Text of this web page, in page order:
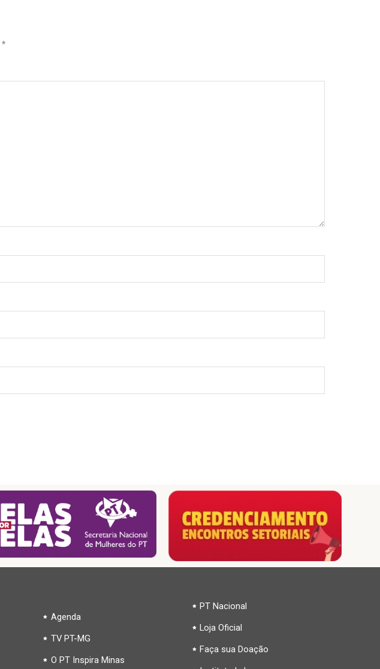
*
Agenda
TV PT-MG
O PT Inspira Minas
PT Nacional
Loja Oficial
Faça sua Doação